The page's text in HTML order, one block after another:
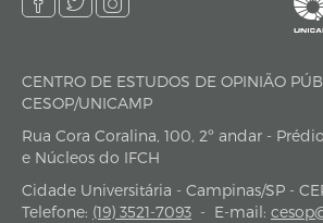
endereço
CENTRO DE ESTUDOS DE OPINIÃO
CESOP/UNICAMP
Rua Cora Coralina, 100, 2º andar -
e Núcleos do IFCH
Cidade Universitária - Campinas/SP -
Telefone: (19) 3521-7093 - E-mail: